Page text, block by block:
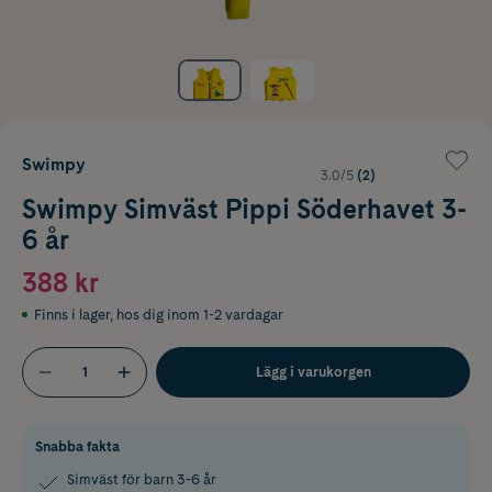
Swimpy
3.0/5 (2)
Swimpy Simväst Pippi Söderhavet 3-
6 år
388 kr
Finns i lager, hos dig inom 1-2 vardagar
Lägg i varukorgen
Snabba fakta
Simväst för barn 3-6 år